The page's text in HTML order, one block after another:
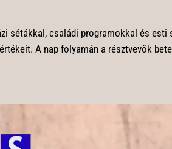
sétákkal, családi programokkal és
A nap folyamán a résztvevők